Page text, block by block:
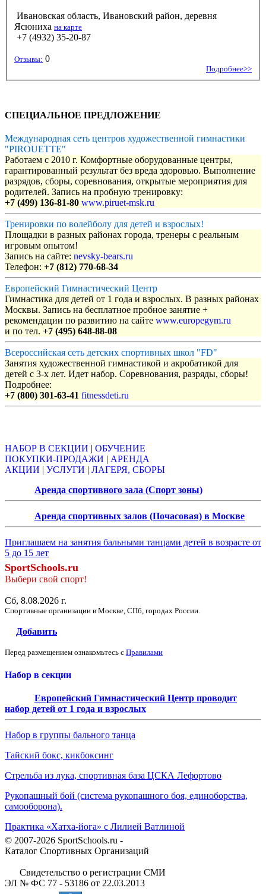
Ивановская область, Ивановский район, деревня
Ясюниха на карте
+7 (4932) 35-20-87
Отзывы: 0
Подробнее>>
СПЕЦИАЛЬНОЕ ПРЕДЛОЖЕНИЕ
Международная сеть центров художественной гимнастики
"PIROUETTE"
Работаем с 2010 г. Комфортные оборудованные центры,
гарантированный результат без вреда здоровью. Выполнение
разрядов, сборы, соревнования, открытые мероприятия для
родителей. Запись на пробную тренировку:
+7 (499) 136-81-80 www.piruet-msk.ru
Тренировки по волейболу для детей и взрослых!
Площадки в разных районах города, тренеры с реальным
игровым опытом!
Запись на сайте: nevsky-bears.ru
Телефон: +7 (812) 770-68-34
Европейский Гимнастический Центр
Гимнастика для детей от 1 года и взрослых. В разных районах
Москвы. Запись на бесплатное пробное занятие +
рекомендации по развитию на сайте www.europegym.ru
и по тел. +7 (495) 648-88-08
Всероссийская сеть детских спортивных школ "FD"
Занятия художественной гимнастикой и акробатикой для
детей с 3-х лет. Идет набор. Соревнования, разряды, сборы!
Подробнее:
+7 (800) 301-63-41 fitnessdeti.ru
НАБОР В СЕКЦИИ | ОБУЧЕНИЕ
ПОКУПКИ-ПРОДАЖИ | АРЕНДА
АКЦИИ | УСЛУГИ | ЛАГЕРЯ, СБОРЫ
Аренда спортивного зала (Спорт зоны)
Аренда спортивных залов (Почасовая) в Москве
Приглашаем на занятия бальными танцами детей в возрасте от
5 до 15 лет
SportSchools.ru
Выбери свой спорт!
Сб, 8.08.2026 г.
Спортивные организации в Москве, СПб, городах России.
Добавить
Перед размещением ознакомьтесь с Правилами
Набор в секции
Европейский Гимнастический Центр проводит
набор детей от 1 года и взрослых
Набор в группы бального танца
Тайский бокс, кикбоксинг
Стрельба из лука, спортивная база ЦСКА Лефортово
Рукопашный бой (система рукопашного боя, единоборства,
самооборона).
Практика «Хатха-йога» с Лилией Ватлиной
© 2007-2026 SportSchools.ru -
Каталог Спортивных Организаций
Свидетельство о регистрации СМИ
ЭЛ № ФС 77 - 53186 от 22.03.2013